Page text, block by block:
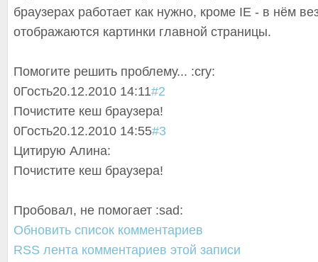
браузерах работает как нужно, кроме IE - в нём
отображаются картинки главной страницы.
Помогите решить проблему... :cry:
0Гость20.12.2010 14:11#2
Почистите кеш браузера!
0Гость20.12.2010 14:55#3
Цитирую Алина:
Почистите кеш браузера!
Пробовал, не помогает :sad:
Обновить список комментариев
RSS лента комментариев этой записи